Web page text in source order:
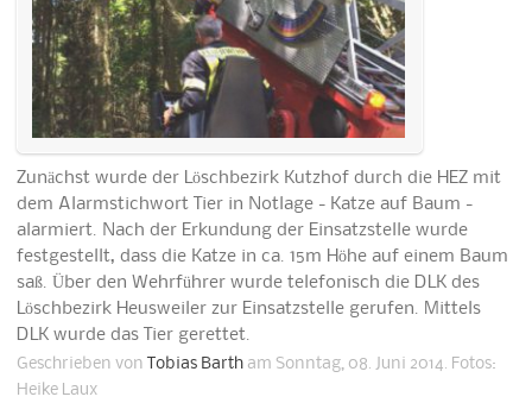
Zunächst wurde der Löschbezirk Kutzhof durch die HEZ mit
dem Alarmstichwort Tier in Notlage - Katze auf Baum -
alarmiert. Nach der Erkundung der Einsatzstelle wurde
festgestellt, dass die Katze in ca. 15m Höhe auf einem Baum
saß. Über den Wehrführer wurde telefonisch die DLK des
Löschbezirk Heusweiler zur Einsatzstelle gerufen. Mittels
DLK wurde das Tier gerettet.
Geschrieben von
Tobias Barth am Sonntag, 08. Juni 2014. Fotos:
Heike Laux